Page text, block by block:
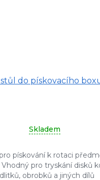
do pískovacího
Skladem
pískování k rotaci
pro tryskání disků
obrobků a jiných dílů